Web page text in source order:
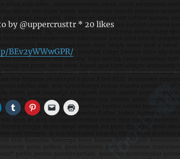
by @uppercrusttr * 20 likes